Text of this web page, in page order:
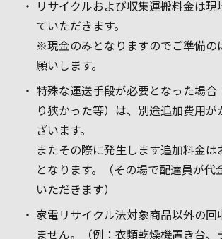
リサイクルおよび収集運搬料金は現
ていただきます。
※現金のみとなりますのでご準備の
願いします。
特殊な運送手段が必要となった場合
り狭かった等）は、別途追加費用
ざいます。
またその際に発生します追加料金は
となります。（その場で配達員が代
いただきます）
家電リサイクル法対象商品以外の回
ません。（例：衣類乾燥機置き台、